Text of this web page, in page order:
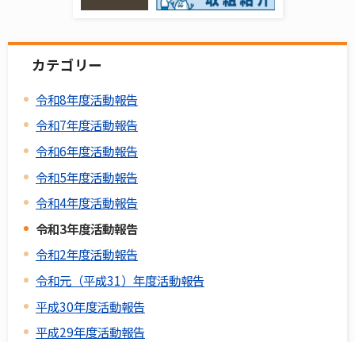
カテゴリー
令和8年度活動報告
令和7年度活動報告
令和6年度活動報告
令和5年度活動報告
令和4年度活動報告
令和3年度活動報告
令和2年度活動報告
令和元（平成31）年度活動報告
平成30年度活動報告
平成29年度活動報告